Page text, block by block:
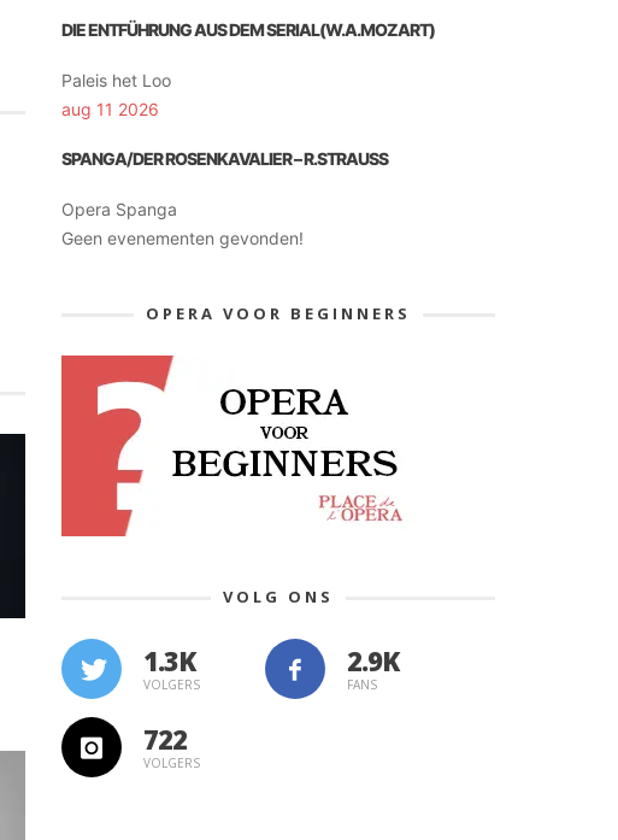
DIE ENTFÜHRUNG AUS DEM SERIAL(W.A.MOZART)
Paleis het Loo
aug 11 2026
SPANGA/DER ROSENKAVALIER – R.STRAUSS
Opera Spanga
Geen evenementen gevonden!
OPERA VOOR BEGINNERS
VOLG ONS
1.3K
VOLGERS FANS
722
VOLGERS